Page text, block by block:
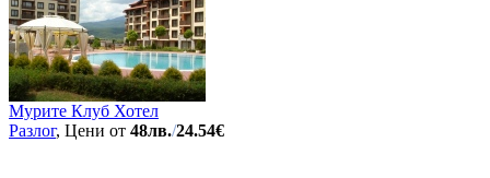
Мурите Клуб Хотел
Разлог, Цени от 48лв./24.54€